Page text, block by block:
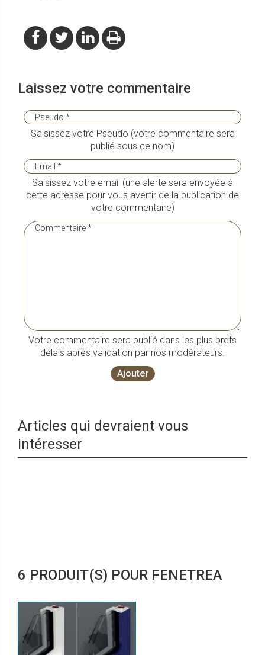
Laissez votre commentaire
Saisissez votre Pseudo (votre commentaire sera
publié sous ce nom)
Saisissez votre email (une alerte sera envoyée à
cette adresse pour vous avertir de la publication de
votre commentaire)
Votre commentaire sera publié dans les plus brefs
délais après validation par nos modérateurs.
Ajouter
Articles qui devraient vous
intéresser
6 PRODUIT(S) POUR FENETREA